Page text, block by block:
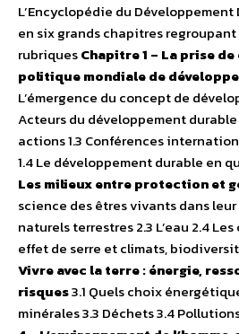
L’Encyclopédie du
en six grands chapitres
rubriquesChapitre 1 – La prise
politique mondiale de
L’émergence du concept de
Acteurs du développement
actions 1.3 Conférences
1.4 Le développement durable en
Les milieux entre protection et
science des êtres vivants dans
naturels terrestres 2.3 L’eau 2.4
effet de serre et climats,
Vivre avec la terre : énergie,
risques3.1 Quels choix
minérales 3.3 Déchets 3.4